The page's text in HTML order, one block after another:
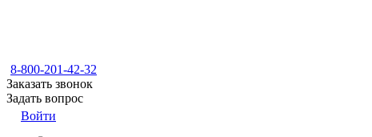
8-800-201-42-32
Заказать звонок
Задать вопрос
Войти